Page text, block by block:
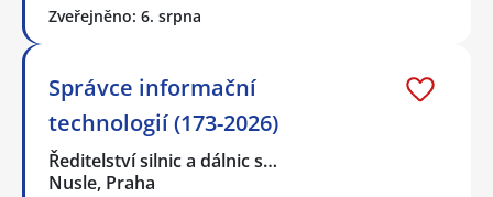
Zveřejněno: 6. srpna
Správce informační
technologií (173-2026)
Ředitelství silnic a dálnic s…
Nusle, Praha